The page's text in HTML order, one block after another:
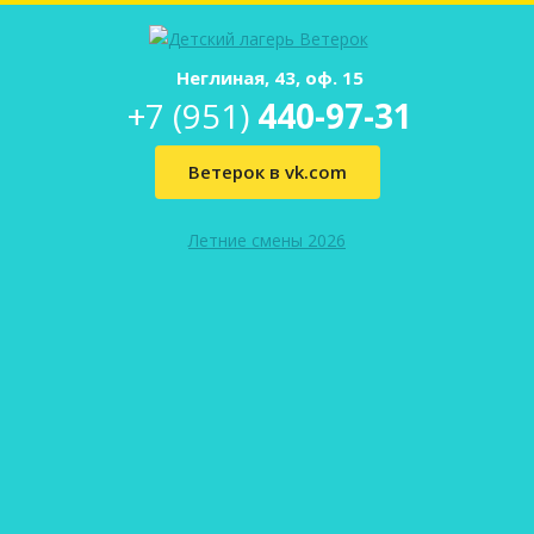
Неглиная, 43, оф. 15
+7 (951) 440-97-31
Ветерок в vk.com
Летние смены 2026